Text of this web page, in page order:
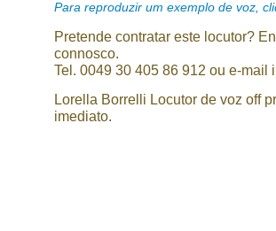
Para reproduzir um exemplo de voz,
Pretende contratar este locutor?
connosco.
Tel. 0049 30 405 86 912 ou e-mail
Lorella Borrelli Locutor de voz off
imediato.